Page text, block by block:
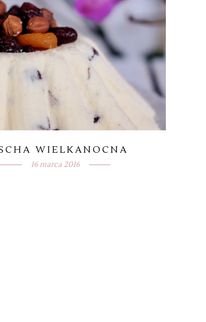
WIELKANOCNA
16 marca 2016